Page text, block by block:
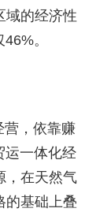
域的经济性
。
营，依靠赚
运一体化经
，在天然气
的基础上叠